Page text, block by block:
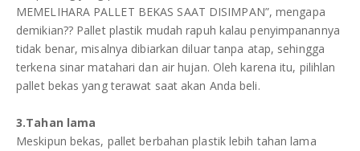
MEMELIHARA PALLET BEKAS SAAT DISIMPAN”, mengapa
demikian?? Pallet plastik mudah rapuh kalau penyimpanannya
tidak benar, misalnya dibiarkan diluar tanpa atap, sehingga
terkena sinar matahari dan air hujan. Oleh karena itu, pilihlan
pallet bekas yang terawat saat akan Anda beli.
3.Tahan lama
Meskipun bekas, pallet berbahan plastik lebih tahan lama